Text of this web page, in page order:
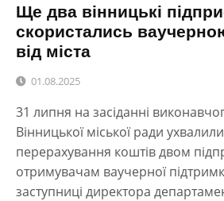
Ще два вінницькі
скористались
від міста
01.08.2025
31 липня на засіданні
Вінницької міської ради
перерахування коштів двом
отримувачам ваучерної
заступниці директора